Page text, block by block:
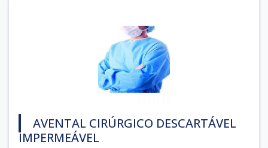
AVENTAL CIRÚRGICO DESCARTÁVEL
IMPERMEÁVEL